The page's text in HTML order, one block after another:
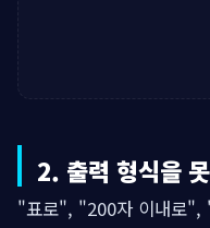
2. 출력 형식을
"표로", "200자 이내로",